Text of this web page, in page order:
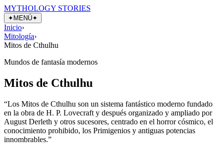
MYTHOLOGY STORIES
✦ MENÚ✦
Inicio›
Mitología›
Mitos de Cthulhu
Mundos de fantasía modernos
Mitos de Cthulhu
“Los Mitos de Cthulhu son un sistema fantástico moderno fundado
en la obra de H. P. Lovecraft y después organizado y ampliado por
August Derleth y otros sucesores, centrado en el horror cósmico, el
conocimiento prohibido, los Primigenios y antiguas potencias
innombrables.”